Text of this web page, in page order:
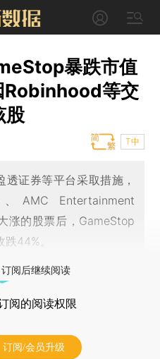
暴跌市值
Robinhood等交
股
T中
证券等平台采取措施，
AMC Entertainment
涨的股票后，GameStop
44%。
阅后继续阅读
阅的阅读权限
订阅/会员升级